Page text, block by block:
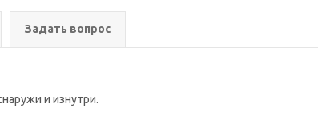
Задать вопрос
и изнутри.